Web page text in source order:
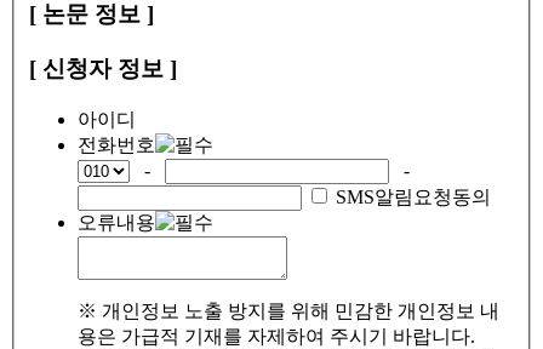
[ 논문 정보 ]
[ 신청자 정보 ]
아이디
전화번호
-
-
SMS알림요청동의
오류내용
※ 개인정보 노출 방지를 위해 민감한 개인정보 내
용은 가급적 기재를 자제하여 주시기 바랍니다.